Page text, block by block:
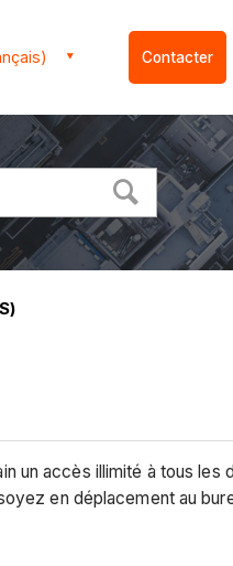
Contacter
un accès illimité à tous les
en déplacement au